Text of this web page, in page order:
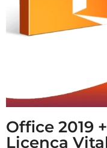
Office 2019
Licença